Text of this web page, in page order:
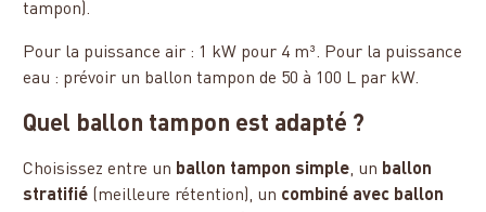
tampon).
Pour la puissance air : 1 kW pour 4 m³. Pour la puissance
eau : prévoir un ballon tampon de 50 à 100 L par kW.
Quel ballon tampon est adapté ?
Choisissez entre un ballon tampon simple, un ballon
stratifié (meilleure rétention), un combiné avec ballon